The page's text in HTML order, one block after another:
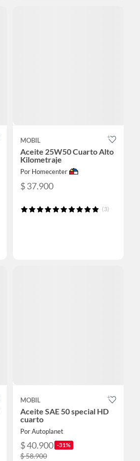
MOBIL
Aceite 25W50 Cuarto Alto
Kilometraje
Por Homecenter
$ 37.900
(3)
MOBIL
Aceite SAE 50 special HD
cuarto
Por Autoplanet
$ 40.900 -31%
$ 58.900